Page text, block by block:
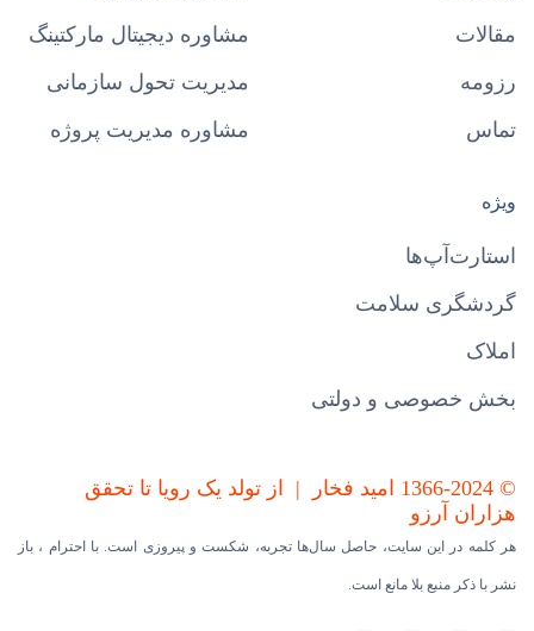
مقالات
رزومه
تماس
مشاوره دیجیتال مارکتینگ
مدیریت تحول سازمانی
مشاوره مدیریت پروژه
ویژه
استارت‌آپ‌ها
گردشگری سلامت
املاک
بخش خصوصی و دولتی
© 1366-2024 امید فخار | از تولد یک رویا تا تحقق
هزاران آرزو
هر کلمه در این سایت، حاصل سال‌ها تجربه، شکست و پیروزی است. با احترام ، باز
نشر با ذکر منبع بلا مانع است.